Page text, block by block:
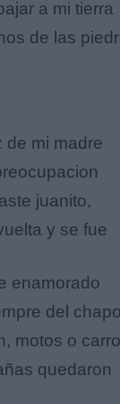
a mi tierra
de las
de mi madre
juanito,
y se fue
enamorado
del chapo
motos o
quedaron